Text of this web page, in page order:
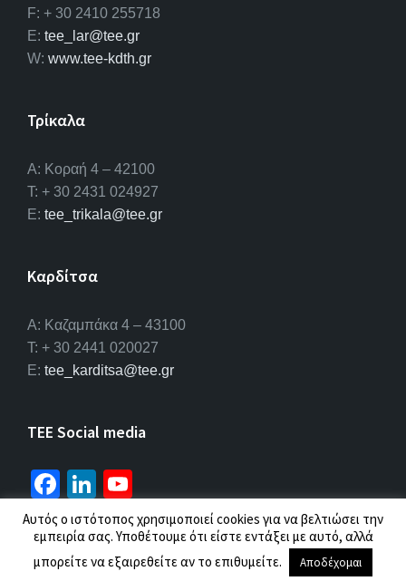
F: + 30 2410 255718
E: tee_lar@tee.gr
W: www.tee-kdth.gr
Τρίκαλα
Α: Κοραή 4 – 42100
T: + 30 2431 024927
E: tee_trikala@tee.gr
Καρδίτσα
Α: Καζαμπάκα 4 – 43100
T: + 30 2441 020027
E: tee_karditsa@tee.gr
TEE Social media
Fa
ce
b
o
Li
n
ke
dI
u
T
u
© 2026 ΤΕΕ |Πολιτική προσωπικών δεδομένων
Αυτός ο ιστότοπος χρησιμοποιεί cookies για να βελτιώσει την
εμπειρία σας. Υποθέτουμε ότι είστε εντάξει με αυτό, αλλά
μπορείτε να εξαιρεθείτε αν το επιθυμείτε.
Αποδέχομαι